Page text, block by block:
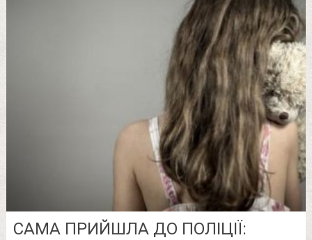
САМА ПРИЙШЛА ДО ПОЛІЦІЇ: